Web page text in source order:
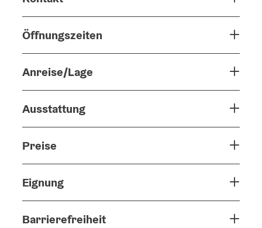
Öffnungszeiten
Anreise/Lage
Ausstattung
Preise
Eignung
Barrierefreiheit